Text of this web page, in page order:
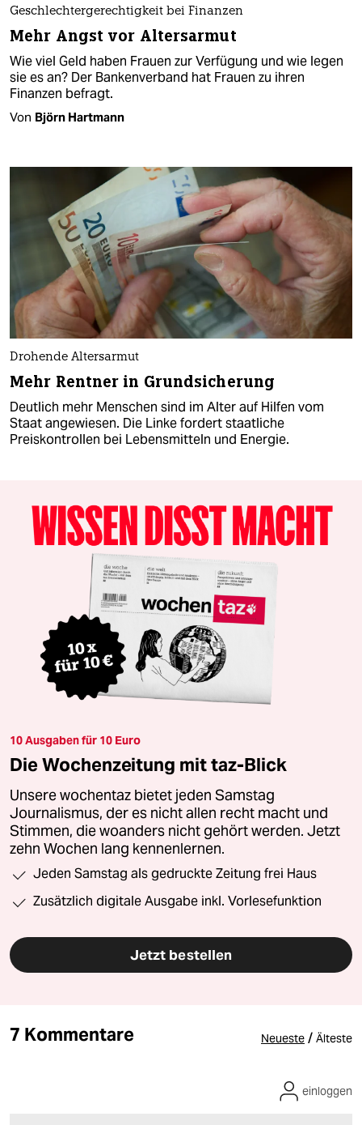
Geschlechtergerechtigkeit bei Finanzen
Mehr Angst vor Altersarmut
Wie viel Geld haben Frauen zur Verfügung und wie legen
sie es an? Der Bankenverband hat Frauen zu ihren
Finanzen befragt.
Von Björn Hartmann
Drohende Altersarmut
Mehr Rentner in Grundsicherung
Deutlich mehr Menschen sind im Alter auf Hilfen vom
Staat angewiesen. Die Linke fordert staatliche
Preiskontrollen bei Lebensmitteln und Energie.
10 Ausgaben für 10 Euro
Die Wochenzeitung mit taz-Blick
Unsere wochentaz bietet jeden Samstag
Journalismus, der es nicht allen recht macht und
Stimmen, die woanders nicht gehört werden. Jetzt
zehn Wochen lang kennenlernen.
Jeden Samstag als gedruckte Zeitung frei Haus
Zusätzlich digitale Ausgabe inkl. Vorlesefunktion
Jetzt bestellen
7 Kommentare Neueste / Älteste
einloggen